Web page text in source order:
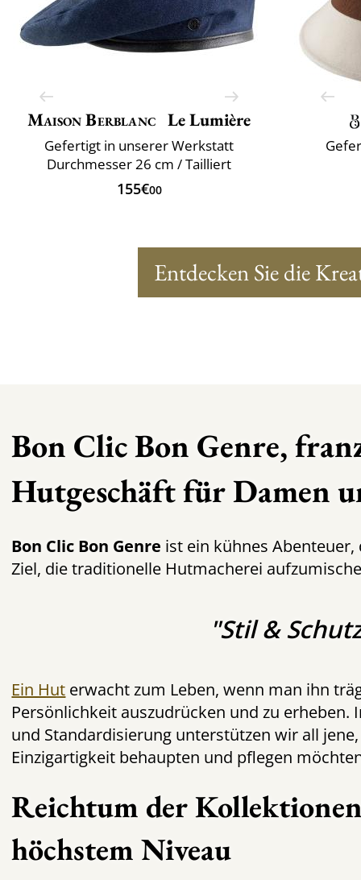
Bon Clic Bon Genre,
Hutgeschäft für Damen
Bon Clic Bon Genre ist ein kühnes
Ziel, die traditionelle Hutmacherei
"Stil &
Ein Hut erwacht zum Leben, wenn man ihn
Persönlichkeit auszudrücken und zu erheben.
und Standardisierung unterstützen wir all
Einzigartigkeit behaupten und pflegen
Reichtum der
höchstem Niveau
Maison Berblanc Le Lumière
Gefertigt in unserer Werkstatt
Durchmesser 26 cm / Tailliert
155€00
Entdecken Sie die